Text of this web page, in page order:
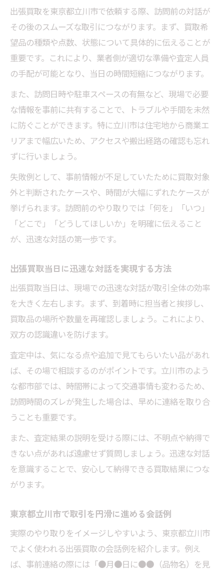
出張買取を東京都立川市で依頼する際、訪問前の対話が
その後のスムーズな取引につながります。まず、買取希
望品の種類や点数、状態について具体的に伝えることが
重要です。これにより、業者側が適切な準備や査定人員
の手配が可能となり、当日の時間短縮につながります。
また、訪問日時や駐車スペースの有無など、現場で必要
な情報を事前に共有することで、トラブルや手間を未然
に防ぐことができます。特に立川市は住宅地から商業エ
リアまで幅広いため、アクセスや搬出経路の確認も忘れ
ずに行いましょう。
失敗例として、事前情報が不足していたために買取対象
外と判断されたケースや、時間が大幅にずれたケースが
挙げられます。訪問前のやり取りでは「何を」「いつ」
「どこで」「どうしてほしいか」を明確に伝えること
が、迅速な対話の第一歩です。
出張買取当日に迅速な対話を実現する方法
出張買取当日は、現場での迅速な対話が取引全体の効率
を大きく左右します。まず、到着時に担当者と挨拶し、
買取品の場所や数量を再確認しましょう。これにより、
双方の認識違いを防げます。
査定中は、気になる点や追加で見てもらいたい品があれ
ば、その場で相談するのがポイントです。立川市のよう
な都市部では、時間帯によって交通事情も変わるため、
訪問時間のズレが発生した場合は、早めに連絡を取り合
うことも重要です。
また、査定結果の説明を受ける際には、不明点や納得で
きない点があれば遠慮せず質問しましょう。迅速な対話
を意識することで、安心して納得できる買取結果につな
がります。
東京都立川市で取引を円滑に進める会話例
実際のやり取りをイメージしやすいよう、東京都立川市
でよく使われる出張買取の会話例を紹介します。例え
ば、事前連絡の際には「●月●日に●●（品物名）を見